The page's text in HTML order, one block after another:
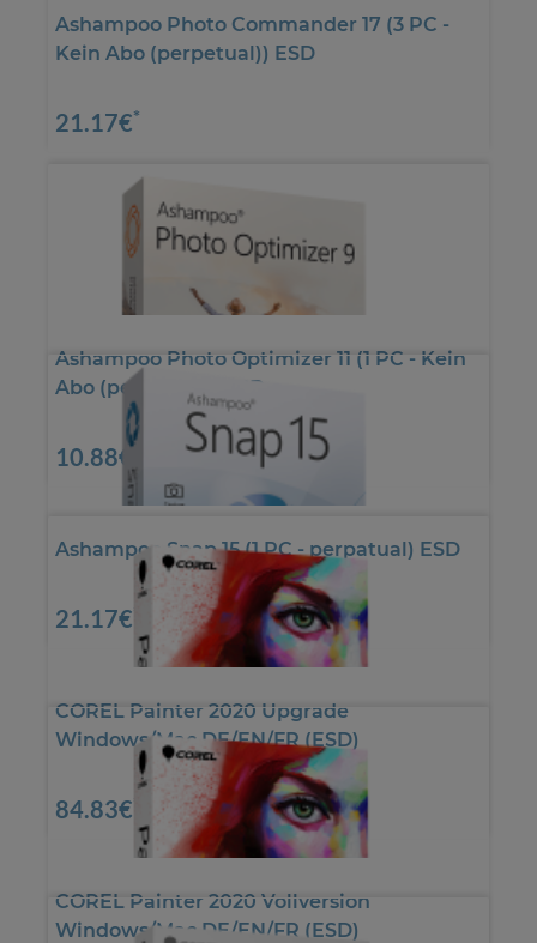
Ashampoo Photo Commander 17 (3 PC -
Kein Abo (perpetual)) ESD
21.17€*
Ashampoo Photo Optimizer 11 (1 PC - Kein
Abo (perpetual)) ESD
10.88€*
Ashampoo Snap 15 (1 PC - perpatual) ESD
21.17€
COREL Painter 2020 Upgrade
Windows/Mac DE/EN/FR (ESD)
84.83€
COREL Painter 2020 Vollversion
Windows/Mac DE/EN/FR (ESD)